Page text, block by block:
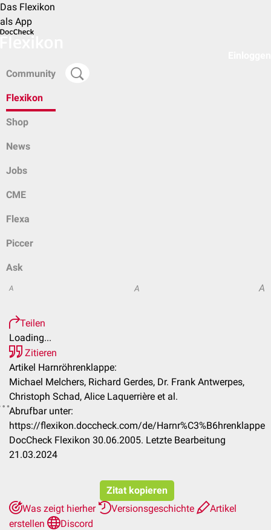
Das Flexikon
als App
Community
Flexikon
Shop
News
Jobs
CME
Flexa
Piccer
Ask
A A A
Teilen
Loading...
Zitieren
Artikel Harnröhrenklappe:
Michael Melchers, Richard Gerdes, Dr. Frank Antwerpes,
Christoph Schad, Alice Laquerrière et al.
Abrufbar unter:
https://flexikon.doccheck.com/de/Harnr%C3%B6hrenklappe
DocCheck Flexikon 30.06.2005. Letzte Bearbeitung
21.03.2024
Zitat kopieren
Was zeigt hierher
Versionsgeschichte
Artikel
erstellen
Discord